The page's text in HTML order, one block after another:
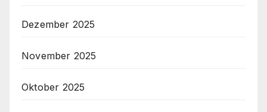
Dezember 2025
November 2025
Oktober 2025